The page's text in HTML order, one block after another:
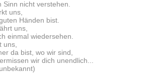
Sinn nicht verstehen.
uns,
Händen bist.
uns,
einmal wiedersehen.
uns,
da bist, wo wir sind,
wir dich unendlich...